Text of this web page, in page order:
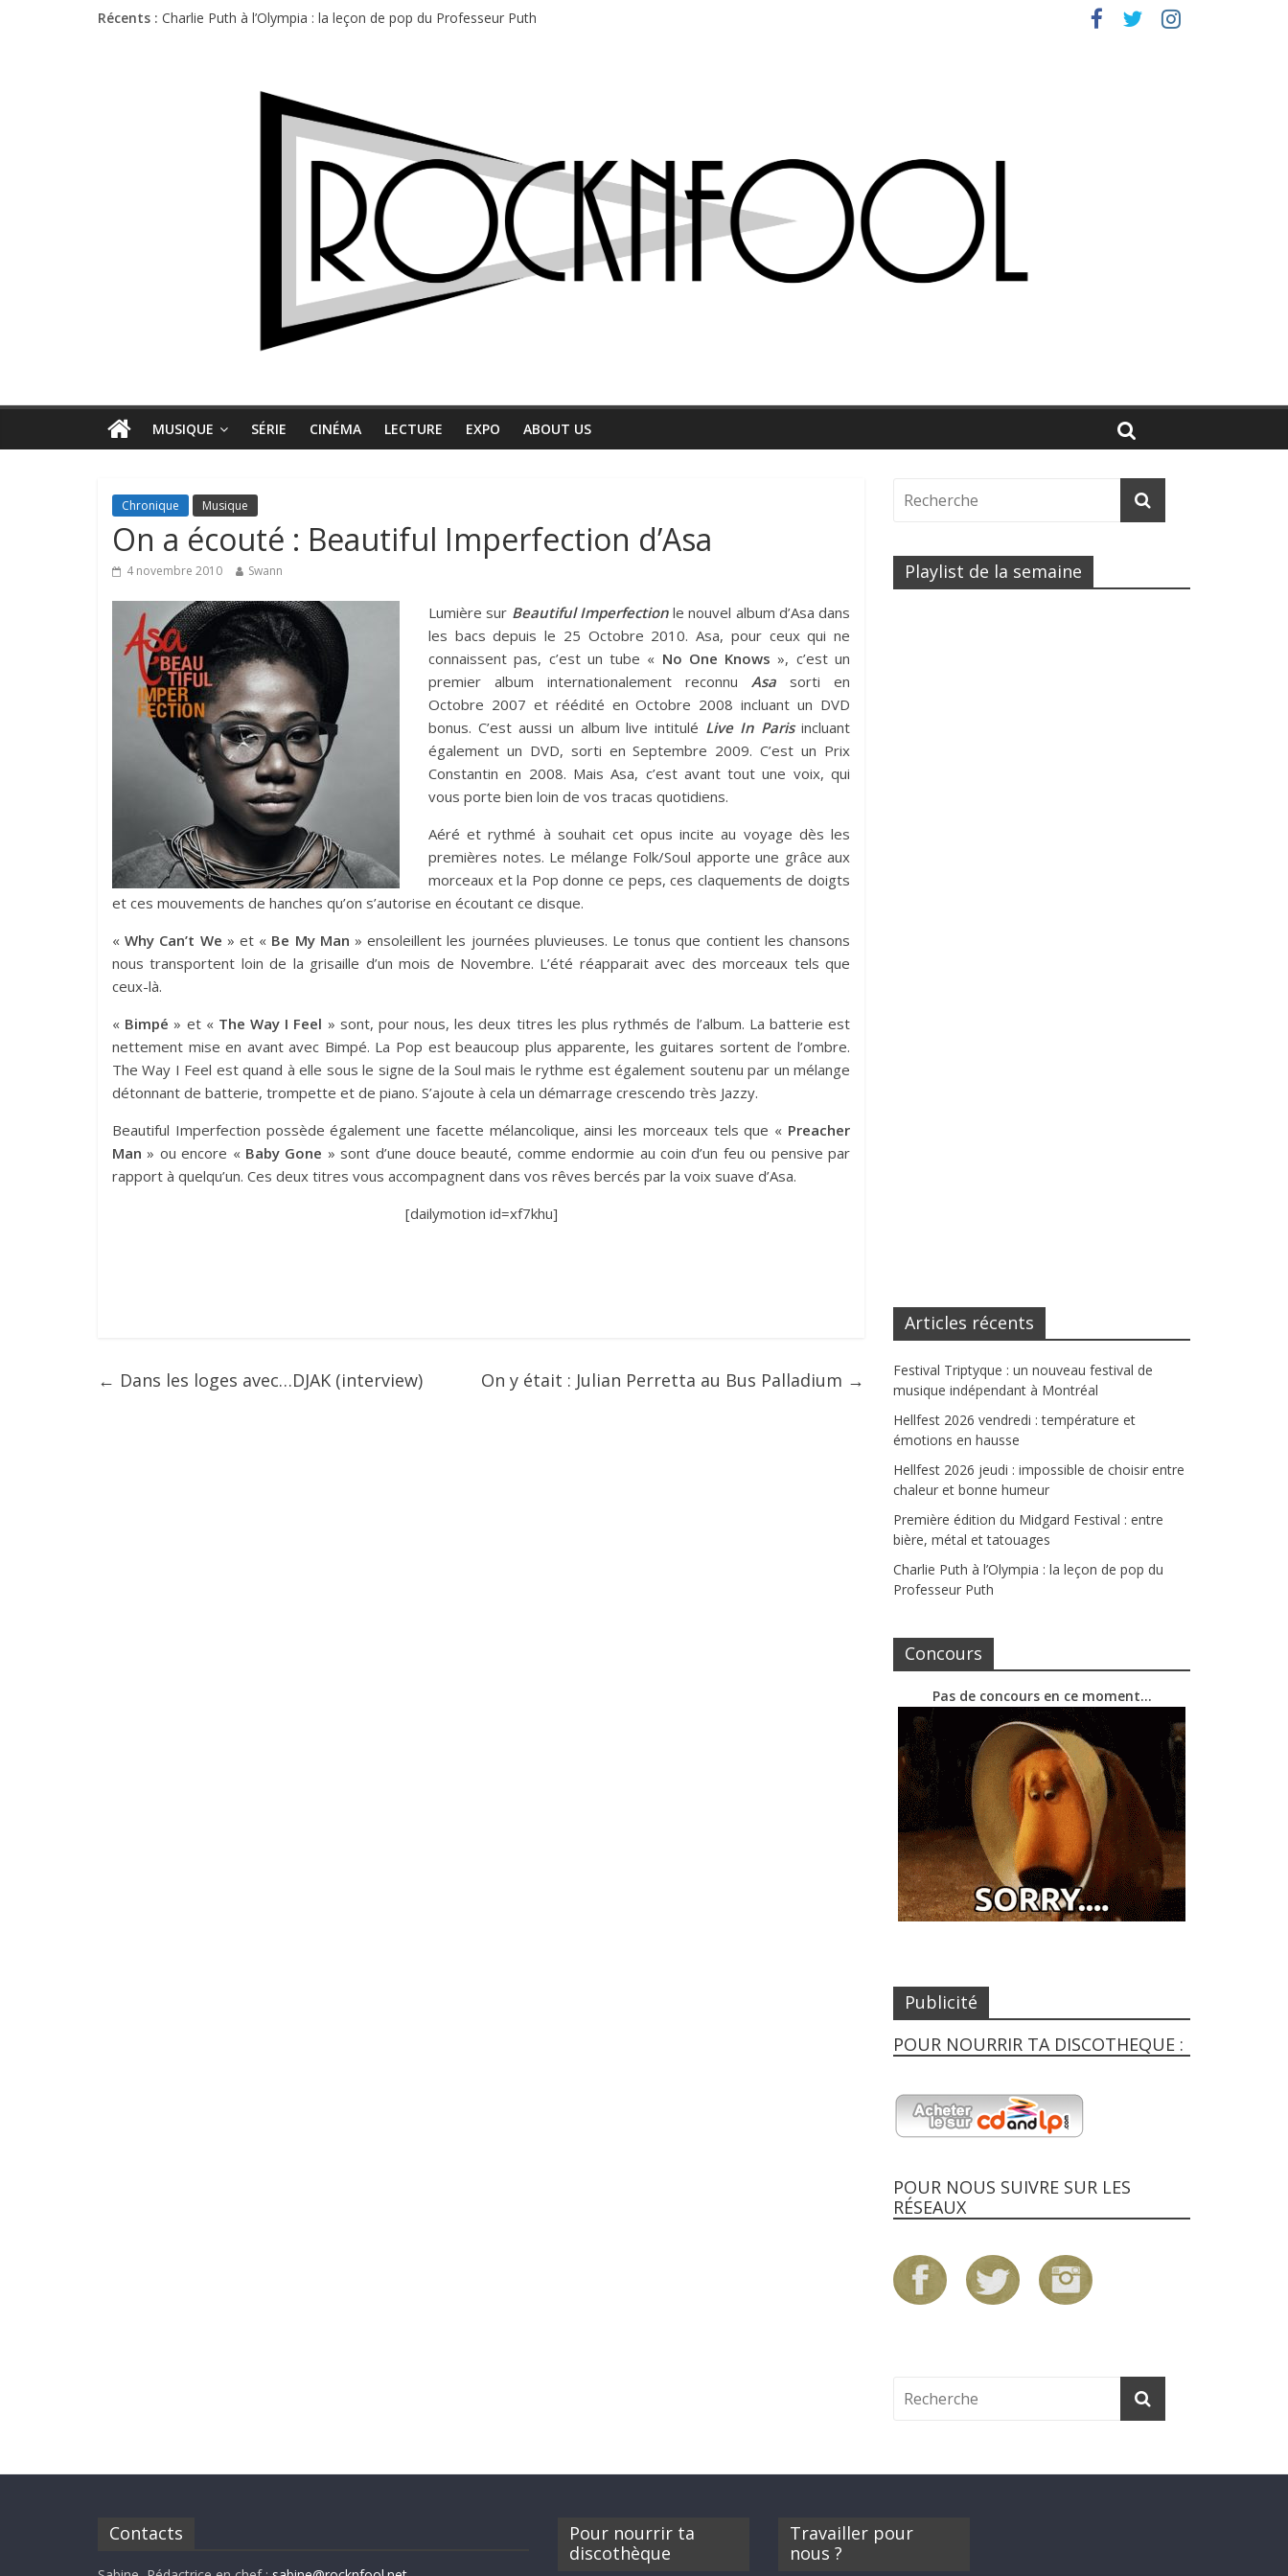
Récents : Charlie Puth à l’Olympia : la leçon de pop du Professeur Puth
Première édition du Midgard Festival : entre bière, métal et tatouages
MUSIQUE SÉRIE CINÉMA LECTURE EXPO ABOUT US
Chronique Musique
On a écouté : Beautiful Imperfection d’Asa
4 novembre 2010 Swann
Lumière sur Beautiful Imperfectionle nouvel album d’Asa dans
les bacs depuis le 25 Octobre 2010. Asa, pour ceux qui ne
connaissent pas, c’est un tube « No One Knows », c’est un
premier album internationalement reconnu Asa sorti en
Octobre 2007 et réédité en Octobre 2008 incluant un DVD
bonus. C’est aussi un album live intitulé Live In Parisincluant
également un DVD, sorti en Septembre 2009. C’est un Prix
Constantin en 2008. Mais Asa, c’est avant tout une voix, qui
vous porte bien loin de vos tracas quotidiens.
Aéré et rythmé à souhait cet opus incite au voyage dès les
premières notes. Le mélange Folk/Soul apporte une grâce aux
morceaux et la Pop donne ce peps, ces claquements de doigts
et ces mouvements de hanches qu’on s’autorise en écoutant ce disque.
«Why Can’t We » et « Be My Man » ensoleillent les journées pluvieuses. Le tonus que contient les chansons
nous transportent loin de la grisaille d’un mois de Novembre. L’été réapparait avec des morceaux tels que
ceux-là.
« Bimpé » et « The Way I Feel » sont, pour nous, les deux titres les plus rythmés de l’album. La batterie est
nettement mise en avant avec Bimpé. La Pop est beaucoup plus apparente, les guitares sortent de l’ombre.
The Way I Feel est quand à elle sous le signe de la Soul mais le rythme est également soutenu par un mélange
détonnant de batterie, trompette et de piano. S’ajoute à cela un démarrage crescendo très Jazzy.
Beautiful Imperfection possède également une facette mélancolique, ainsi les morceaux tels que « Preacher
Man » ou encore « Baby Gone » sont d’une douce beauté, comme endormie au coin d’un feu ou pensive par
rapport à quelqu’un. Ces deux titres vous accompagnent dans vos rêves bercés par la voix suave d’Asa.
[dailymotion id=xf7khu]
← Dans les loges avec…DJAK (interview) On y était : Julian Perretta au Bus Palladium →
Playlist de la semaine
Articles récents
Festival Triptyque : un nouveau festival de
musique indépendant à Montréal
Hellfest 2026 vendredi : température et
émotions en hausse
Hellfest 2026 jeudi : impossible de choisir entre
chaleur et bonne humeur
Première édition du Midgard Festival : entre
bière, métal et tatouages
Charlie Puth à l’Olympia : la leçon de pop du
Professeur Puth
Concours
Pas de concours en ce moment…
Publicité
POUR NOURRIR TA DISCOTHEQUE :
POUR NOUS SUIVRE SUR LES
RÉSEAUX
Contacts
Pour nourrir ta
discothèque
Travailler pour
nous ?